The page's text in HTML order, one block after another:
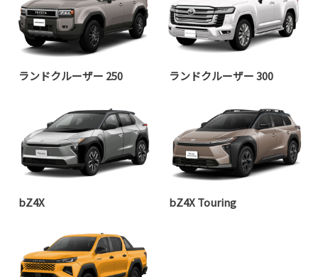
ランドクルーザー 250 ランドクルーザー 300
bZ4X bZ4X Touring